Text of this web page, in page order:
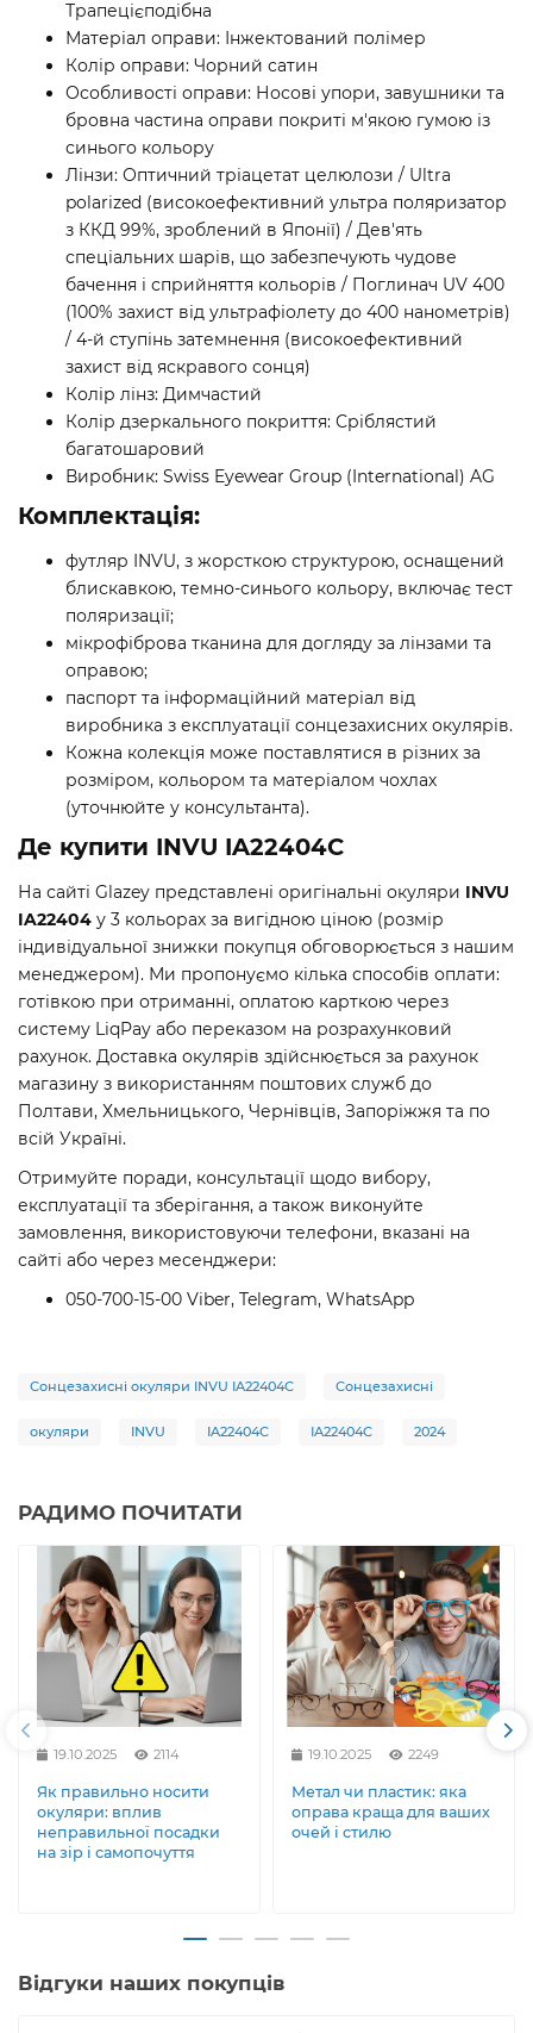
Трапецієподібна
Матеріал оправи: Інжектований полімер
Колір оправи: Чорний сатин
Особливості оправи: Носові упори, завушники та
бровна частина оправи покриті м'якою гумою із
синього кольору
Лінзи: Оптичний тріацетат целюлози / Ultra
polarized (високоефективний ультра поляризатор
з ККД 99%, зроблений в Японії) / Дев'ять
спеціальних шарів, що забезпечують чудове
бачення і сприйняття кольорів / Поглинач UV 400
(100% захист від ультрафіолету до 400 нанометрів)
/ 4-й ступінь затемнення (високоефективний
захист від яскравого сонця)
Колір лінз: Димчастий
Колір дзеркального покриття: Сріблястий
багатошаровий
Виробник: Swiss Eyewear Group (International) AG
Комплектація:
футляр INVU, з жорсткою структурою, оснащений
блискавкою, темно-синього кольору, включає тест
поляризації;
мікрофіброва тканина для догляду за лінзами та
оправою;
паспорт та інформаційний матеріал від
виробника з експлуатації сонцезахисних окулярів.
Кожна колекція може поставлятися в різних за
розміром, кольором та матеріалом чохлах
(уточнюйте у консультанта).
Де купити INVU IA22404C
На сайті Glazey представлені оригінальні окуляри INVU
IA22404 у 3 кольорах за вигідною ціною (розмір
індивідуальної знижки покупця обговорюється з нашим
менеджером). Ми пропонуємо кілька способів оплати:
готівкою при отриманні, оплатою карткою через
систему LiqPay або переказом на розрахунковий
рахунок. Доставка окулярів здійснюється за рахунок
магазину з використанням поштових служб до
Полтави, Хмельницького, Чернівців, Запоріжжя та по
всій Україні.
Отримуйте поради, консультації щодо вибору,
експлуатації та зберігання, а також виконуйте
замовлення, використовуючи телефони, вказані на
сайті або через месенджери:
050-700-15-00 Viber, Telegram, WhatsApp
Сонцезахисні окуляри INVU IA22404C Сонцезахисні
окуляри INVU IA22404C IA22404C 2024
РАДИМО ПОЧИТАТИ
19.10.2025 2114
Як правильно носити
окуляри: вплив
неправильної посадки
на зір і самопочуття
19.10.2025 2249
Метал чи пластик: яка
оправа краща для ваших
очей і стилю
Відгуки наших покупців